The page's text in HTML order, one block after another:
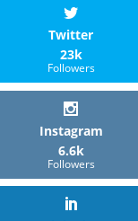
Twitter
23k
Followers
Instagram
6.6k
Followers